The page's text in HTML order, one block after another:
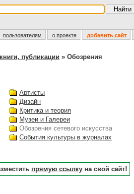
пользователям о проекте добавить сайт
публикации » Обозрения
Артисты
Дизайн
Критика и теория
Музеи и Галереи
Обозрения сетевого искусства
События культуры в журналах
прямую ссылку на свой сайт!